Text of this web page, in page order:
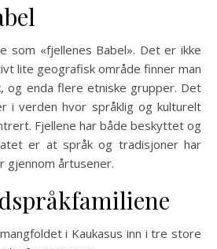
lite geografisk område finner man
og enda flere etniske grupper. Det
i verden hvor språklig og kulturelt
Fjellene har både beskyttet og
er at språk og tradisjoner har
gjennom årtusener.
i Kaukasus inn i tre store